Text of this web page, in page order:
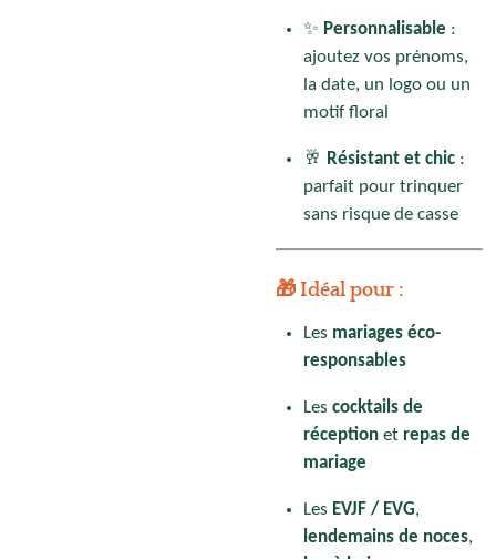
✨ Personnalisable :
ajoutez vos prénoms,
la date, un logo ou un
motif floral
🥂 Résistant et chic :
parfait pour trinquer
sans risque de casse
🎁 Idéal pour :
Les mariages éco-
responsables
Les cocktails de
réception et repas de
mariage
Les EVJF / EVG,
lendemains de noces,